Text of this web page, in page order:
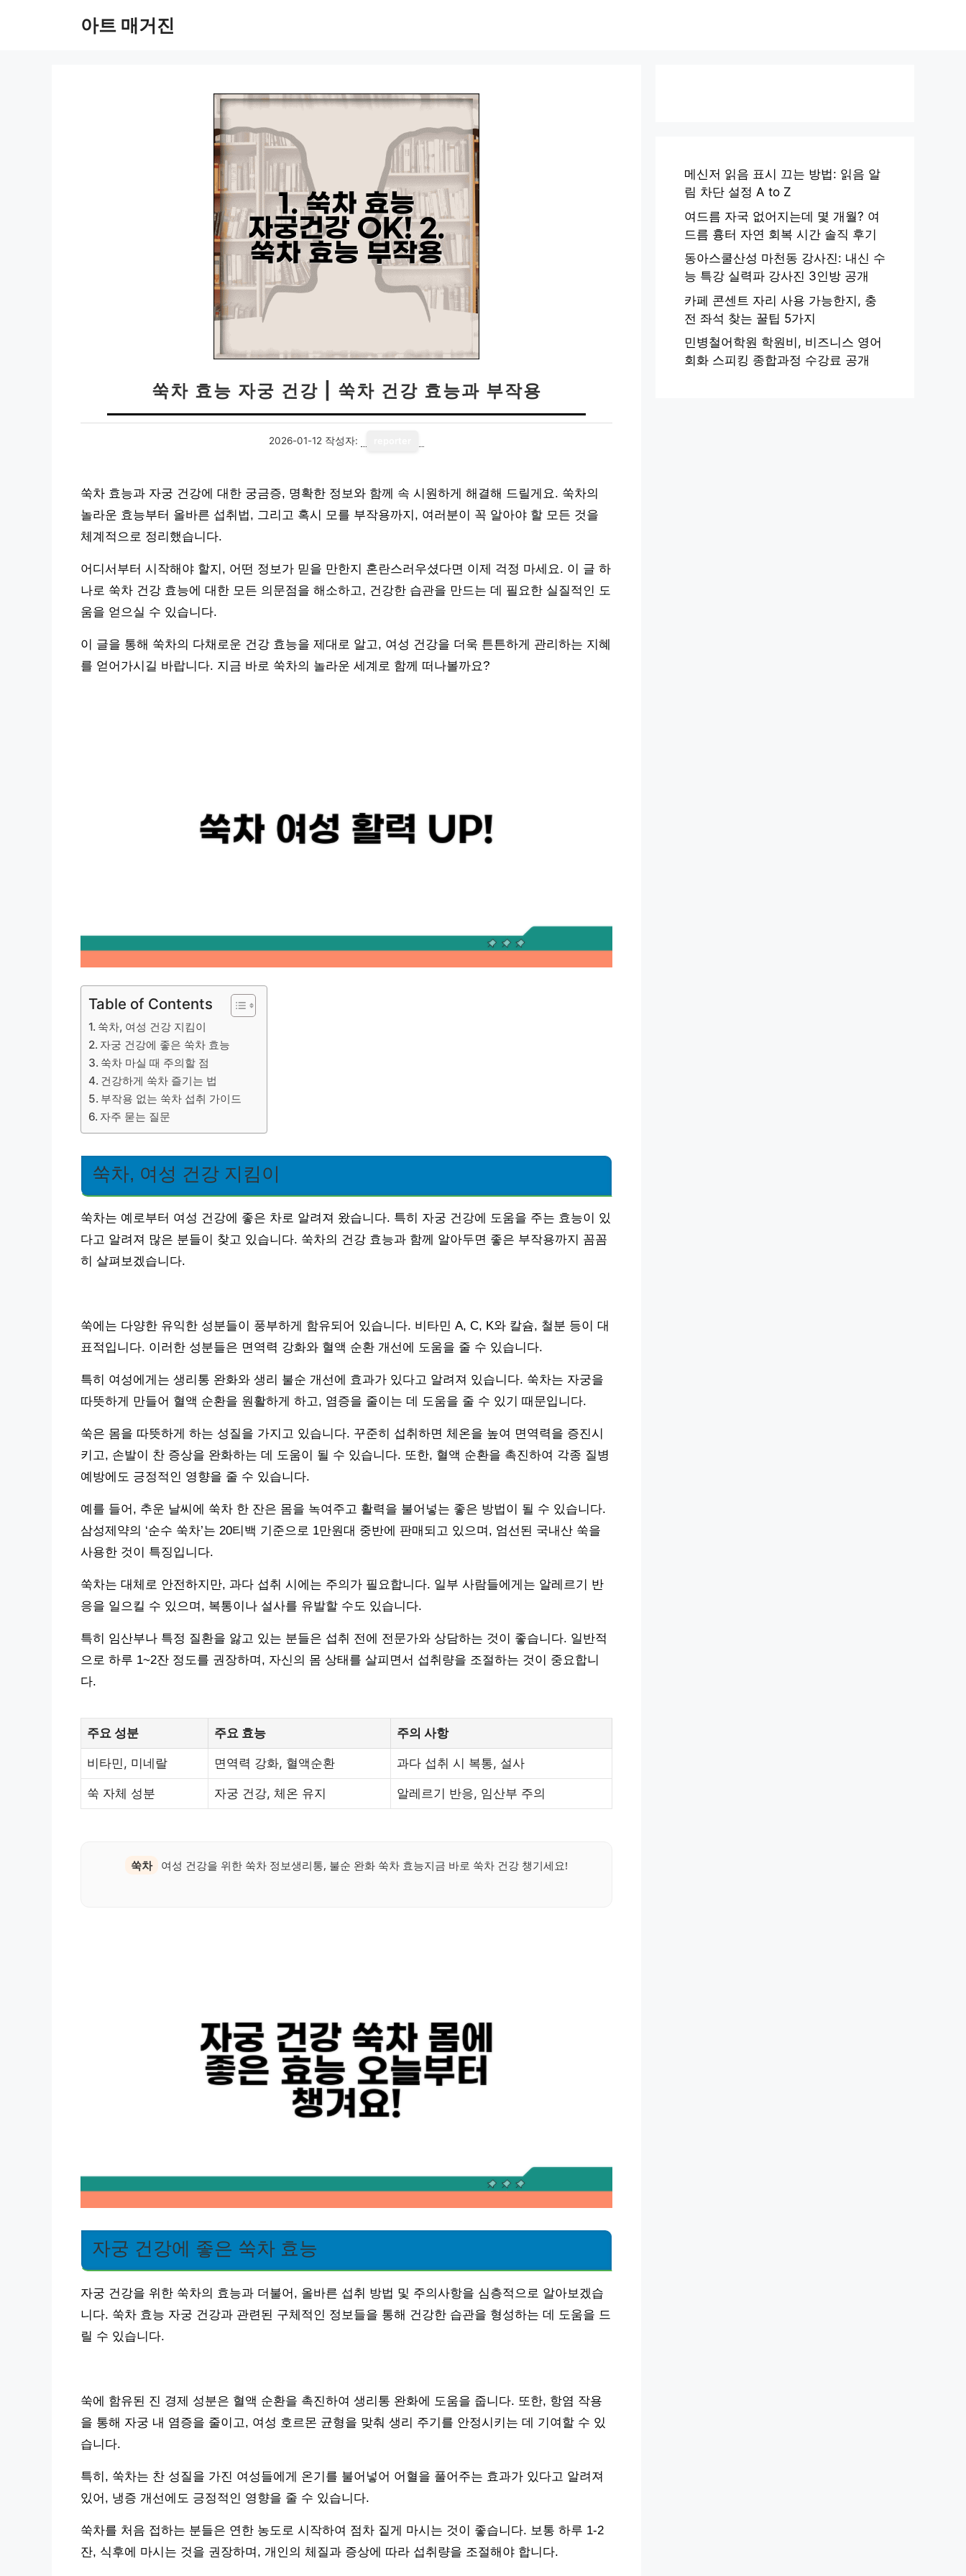
아트 매거진
쑥차 효능 자궁 건강 | 쑥차 건강 효능과 부작용
2026-01-12 작성자:
쑥차 효능과 자궁 건강에 대한 궁금증, 명확한 정보와 함께 속 시원하게 해결해 드릴게요. 쑥차의
놀라운 효능부터 올바른 섭취법, 그리고 혹시 모를 부작용까지, 여러분이 꼭 알아야 할 모든 것을
체계적으로 정리했습니다.
어디서부터 시작해야 할지, 어떤 정보가 믿을 만한지 혼란스러우셨다면 이제 걱정 마세요. 이 글 하
나로 쑥차 건강 효능에 대한 모든 의문점을 해소하고, 건강한 습관을 만드는 데 필요한 실질적인 도
움을 얻으실 수 있습니다.
이 글을 통해 쑥차의 다채로운 건강 효능을 제대로 알고, 여성 건강을 더욱 튼튼하게 관리하는 지혜
를 얻어가시길 바랍니다. 지금 바로 쑥차의 놀라운 세계로 함께 떠나볼까요?
Table of Contents
쑥차, 여성 건강 지킴이
자궁 건강에 좋은 쑥차 효능
쑥차 마실 때 주의할 점
건강하게 쑥차 즐기는 법
부작용 없는 쑥차 섭취 가이드
자주 묻는 질문
쑥차, 여성 건강 지킴이
쑥차는 예로부터 여성 건강에 좋은 차로 알려져 왔습니다. 특히 자궁 건강에 도움을 주는 효능이 있
다고 알려져 많은 분들이 찾고 있습니다. 쑥차의 건강 효능과 함께 알아두면 좋은 부작용까지 꼼꼼
히 살펴보겠습니다.
쑥에는 다양한 유익한 성분들이 풍부하게 함유되어 있습니다. 비타민 A, C, K와 칼슘, 철분 등이 대
표적입니다. 이러한 성분들은 면역력 강화와 혈액 순환 개선에 도움을 줄 수 있습니다.
특히 여성에게는 생리통 완화와 생리 불순 개선에 효과가 있다고 알려져 있습니다. 쑥차는 자궁을
따뜻하게 만들어 혈액 순환을 원활하게 하고, 염증을 줄이는 데 도움을 줄 수 있기 때문입니다.
쑥은 몸을 따뜻하게 하는 성질을 가지고 있습니다. 꾸준히 섭취하면 체온을 높여 면역력을 증진시
키고, 손발이 찬 증상을 완화하는 데 도움이 될 수 있습니다. 또한, 혈액 순환을 촉진하여 각종 질병
예방에도 긍정적인 영향을 줄 수 있습니다.
예를 들어, 추운 날씨에 쑥차 한 잔은 몸을 녹여주고 활력을 불어넣는 좋은 방법이 될 수 있습니다.
삼성제약의 ‘순수 쑥차’는 20티백 기준으로 1만원대 중반에 판매되고 있으며, 엄선된 국내산 쑥을
사용한 것이 특징입니다.
쑥차는 대체로 안전하지만, 과다 섭취 시에는 주의가 필요합니다. 일부 사람들에게는 알레르기 반
응을 일으킬 수 있으며, 복통이나 설사를 유발할 수도 있습니다.
특히 임산부나 특정 질환을 앓고 있는 분들은 섭취 전에 전문가와 상담하는 것이 좋습니다. 일반적
으로 하루 1~2잔 정도를 권장하며, 자신의 몸 상태를 살피면서 섭취량을 조절하는 것이 중요합니
다.
주요 성분 주요 효능 주의 사항
비타민, 미네랄 면역력 강화, 혈액순환 과다 섭취 시 복통, 설사
쑥 자체 성분 자궁 건강, 체온 유지 알레르기 반응, 임산부 주의
쑥차 여성 건강을 위한 쑥차 정보생리통, 불순 완화 쑥차 효능지금 바로 쑥차 건강 챙기세요!
자궁 건강에 좋은 쑥차 효능
자궁 건강을 위한 쑥차의 효능과 더불어, 올바른 섭취 방법 및 주의사항을 심층적으로 알아보겠습
니다. 쑥차 효능 자궁 건강과 관련된 구체적인 정보들을 통해 건강한 습관을 형성하는 데 도움을 드
릴 수 있습니다.
쑥에 함유된 진 경제 성분은 혈액 순환을 촉진하여 생리통 완화에 도움을 줍니다. 또한, 항염 작용
을 통해 자궁 내 염증을 줄이고, 여성 호르몬 균형을 맞춰 생리 주기를 안정시키는 데 기여할 수 있
습니다.
특히, 쑥차는 찬 성질을 가진 여성들에게 온기를 불어넣어 어혈을 풀어주는 효과가 있다고 알려져
있어, 냉증 개선에도 긍정적인 영향을 줄 수 있습니다.
쑥차를 처음 접하는 분들은 연한 농도로 시작하여 점차 짙게 마시는 것이 좋습니다. 보통 하루 1-2
잔, 식후에 마시는 것을 권장하며, 개인의 체질과 증상에 따라 섭취량을 조절해야 합니다.
메신저 읽음 표시 끄는 방법: 읽음 알
림 차단 설정 A to Z
여드름 자국 없어지는데 몇 개월? 여
드름 흉터 자연 회복 시간 솔직 후기
동아스쿨산성 마천동 강사진: 내신 수
능 특강 실력파 강사진 3인방 공개
카페 콘센트 자리 사용 가능한지, 충
전 좌석 찾는 꿀팁 5가지
민병철어학원 학원비, 비즈니스 영어
회화 스피킹 종합과정 수강료 공개